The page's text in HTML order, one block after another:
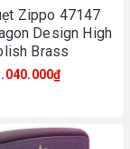
Zippo 47147
Design High
Brass